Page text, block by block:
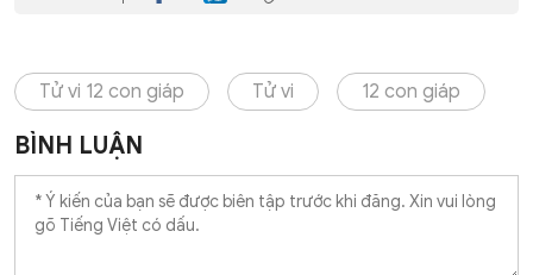
Tử vi 12 con giáp Tử vi 12 con giáp
BÌNH LUẬN